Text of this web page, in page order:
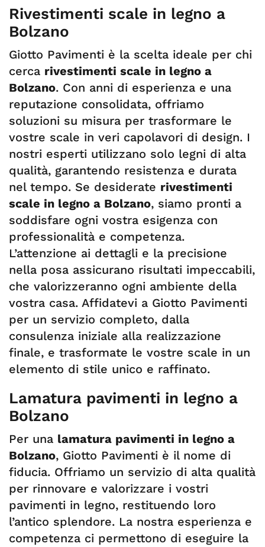
Rivestimenti scale in legno a
Bolzano
Giotto Pavimenti è la scelta ideale per chi
cerca rivestimenti scale in legno a
Bolzano. Con anni di esperienza e una
reputazione consolidata, offriamo
soluzioni su misura per trasformare le
vostre scale in veri capolavori di design. I
nostri esperti utilizzano solo legni di alta
qualità, garantendo resistenza e durata
nel tempo. Se desiderate rivestimenti
scale in legno a Bolzano, siamo pronti a
soddisfare ogni vostra esigenza con
professionalità e competenza.
L’attenzione ai dettagli e la precisione
nella posa assicurano risultati impeccabili,
che valorizzeranno ogni ambiente della
vostra casa. Affidatevi a Giotto Pavimenti
per un servizio completo, dalla
consulenza iniziale alla realizzazione
finale, e trasformate le vostre scale in un
elemento di stile unico e raffinato.
Lamatura pavimenti in legno a
Bolzano
Per una lamatura pavimenti in legno a
Bolzano, Giotto Pavimenti è il nome di
fiducia. Offriamo un servizio di alta qualità
per rinnovare e valorizzare i vostri
pavimenti in legno, restituendo loro
l’antico splendore. La nostra esperienza e
competenza ci permettono di eseguire la